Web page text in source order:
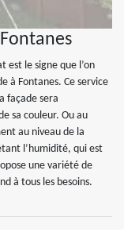
est le signe que l’on
à Fontanes. Ce service
façade sera
sa couleur. Ou au
au niveau de la
l’humidité, qui est
une variété de
à tous les besoins.